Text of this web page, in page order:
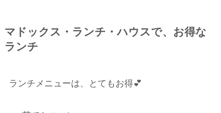
マドックス・ランチ・ハウスで、お得な
ランチ
ランチメニューは、とてもお得💕